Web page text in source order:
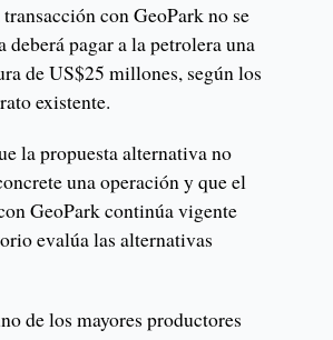
con GeoPark no se
deberá pagar a la petrolera una
de US$25 millones, según los
existente.
la propuesta alternativa no
una operación y que el
GeoPark continúa vigente
evalúa las alternativas
de los mayores productores